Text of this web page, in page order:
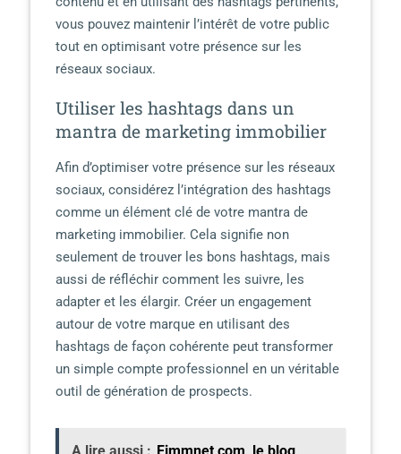
vous pouvez maintenir l’intérêt de votre public
tout en optimisant votre présence sur les
réseaux sociaux.
Utiliser les hashtags dans un
mantra de marketing immobilier
Afin d’optimiser votre présence sur les réseaux
sociaux, considérez l’intégration des hashtags
comme un élément clé de votre mantra de
marketing immobilier. Cela signifie non
seulement de trouver les bons hashtags, mais
aussi de réfléchir comment les suivre, les
adapter et les élargir. Créer un engagement
autour de votre marque en utilisant des
hashtags de façon cohérente peut transformer
un simple compte professionnel en un véritable
outil de génération de prospects.